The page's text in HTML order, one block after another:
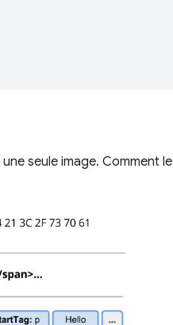
seule image. Comment le